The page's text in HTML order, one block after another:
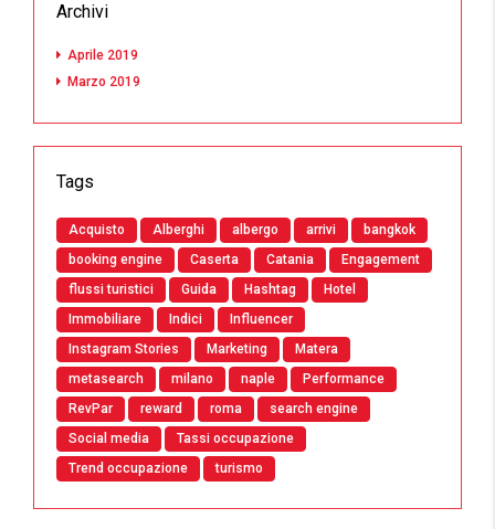
Archivi
Aprile 2019
Marzo 2019
Tags
Acquisto Alberghi albergo arrivi
bangkok
booking engine
Caserta Catania
Engagement
flussi turistici
Guida Hashtag
Hotel
Immobiliare
Indici
Influencer
Instagram Stories
Marketing
Matera
metasearch
milano naple
Performance
RevPar
reward roma
search engine
Social media
Tassi occupazione
Trend occupazione
turismo